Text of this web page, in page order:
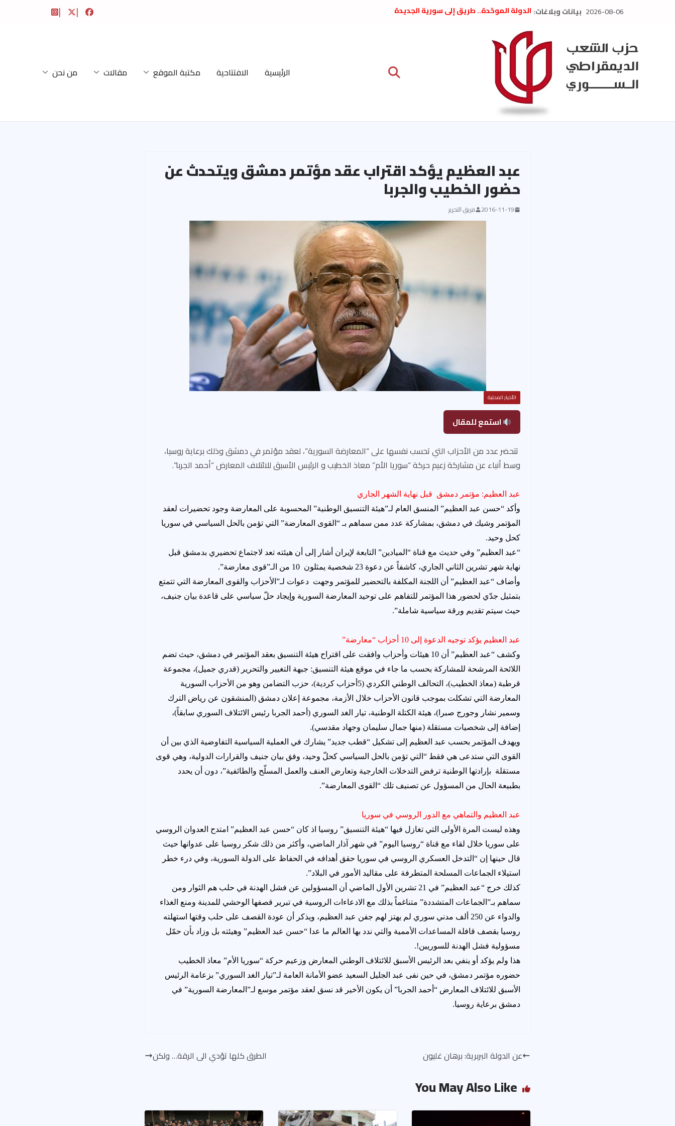
2026-08-06 بيانات وبلاغات: الدولة الموحّدة.. طريق إلى سورية الجديدة
تعزية بوفاة المناضل حسن عبدالعظيم الأمين
العام السابق لحزب الاتحاد الاشتراكي العربي
الديمقراطي
بلاغ صادر عن اجتماع اللجنة المركزية نيسان
الحرب الأمريكية الإسرائيلية على نظام الملالي
في إيران .. بيان من حزب الشعب الديمقراطي
السوري
الرئيسية الافتتاحية مكتبة الموقع مقالات من نحن
عبد العظيم يؤكد اقتراب عقد مؤتمر دمشق ويتحدث عن
حضور الخطيب والجربا
2016-11-19 فريق التحرير
الأخبار المحلية
استمع للمقال
تتحضر عدد من الأحزاب التي تحسب نفسها على “المعارضة السورية”، لعقد مؤتمر في دمشق وذلك برعاية روسيا،
وسط أنباء عن مشاركة زعيم حركة “سوريا الأم” معاذ الخطيب و الرئيس الأسبق للائتلاف المعارض “أحمد الجربا”.
عبد العظيم: مؤتمر دمشق قبل نهاية الشهر الجاري
وأكد “حسن عبد العظيم” المنسق العام لـ”هيئة التنسيق الوطنية” المحسوبة على المعارضة وجود تحضيرات لعقد
المؤتمر وشيك في دمشق، بمشاركة عدد ممن سماهم بـ “القوى المعارضة” التي تؤمن بالحل السياسي في سوريا
كحل وحيد.
“عبد العظيم” وفي حديث مع قناة “الميادين” التابعة لإيران أشار إلى أن هيئته تعد لاجتماع تحضيري بدمشق قبل
نهاية شهر تشرين الثاني الجاري، كاشفاً عن دعوة 23 شخصية يمثلون 10 من الـ”قوى معارضة”.
وأضاف “عبد العظيم” أن اللجنة المكلفة بالتحضير للمؤتمر وجهت دعوات لـ”الأحزاب والقوى المعارضة التي تتمتع
بتمثيل جدّي لحضور هذا المؤتمر للتفاهم على توحيد المعارضة السورية وإيجاد حلّ سياسي على قاعدة بيان جنيف،
حيث سيتم تقديم ورقة سياسية شاملة”.
عبد العظيم يؤكد توجيه الدعوة إلى 10 أحزاب “معارضة”
وكشف “عبد العظيم” أن 10 هيئات وأحزاب وافقت على اقتراح هيئة التنسيق بعقد المؤتمر في دمشق، حيث تضم
اللائحة المرشحة للمشاركة بحسب ما جاء في موقع هيئة التنسيق: جبهة التغيير والتحرير (قدري جميل)، مجموعة
قرطبة (معاذ الخطيب)، التحالف الوطني الكردي (5أحزاب كردية)، حزب التضامن وهو من الأحزاب السورية
المعارضة التي تشكلت بموجب قانون الأحزاب خلال الأزمة، مجموعة إعلان دمشق (المنشقون عن رياض الترك
وسمير نشار وجورج صبرا)، هيئة الكتلة الوطنية، تيار الغد السوري (أحمد الجربا رئيس الائتلاف السوري سابقاً)،
إضافة إلى شخصيات مستقلة (منها جمال سليمان وجهاد مقدسي).
ويهدف المؤتمر بحسب عبد العظيم إلى تشكيل “قطب جديد” يشارك في العملية السياسية التفاوضية الذي بين أن
القوى التي ستدعى هي فقط “التي تؤمن بالحل السياسي كحلّ وحيد، وفق بيان جنيف والقرارات الدولية، وهي قوى
مستقلة بإرادتها الوطنية ترفض التدخلات الخارجية وتعارض العنف والعمل المسلّح والطائفية”، دون أن يحدد
بطبيعة الحال من المسؤول عن تصنيف تلك “القوى المعارضة”.
عبد العظيم والتماهي مع الدور الروسي في سوريا
وهذه ليست المرة الأولى التي تغازل فيها “هيئة التنسيق” روسيا اذ كان “حسن عبد العظيم” امتدح العدوان الروسي
على سوريا خلال لقاء مع قناة “روسيا اليوم” في شهر آذار الماضي، وأكثر من ذلك شكر روسيا على عدوانها حيث
قال حينها إن “التدخل العسكري الروسي في سوريا حقق أهدافه في الحفاظ على الدولة السورية، وفي درء خطر
استيلاء الجماعات المسلحة المتطرفة على مقاليد الأمور في البلاد”.
كذلك خرج “عبد العظيم” في 21 تشرين الأول الماضي أن المسؤولين عن فشل الهدنة في حلب هم الثوار ومن
سماهم بـ”الجماعات المتشددة” متناغماً بذلك مع الادعاءات الروسية في تبرير قصفها الوحشي للمدينة ومنع الغذاء
والدواء عن 250 ألف مدني سوري لم يهتز لهم جفن عبد العظيم، ويذكر أن عودة القصف على حلب وقتها استهلته
روسيا بقصف قافلة المساعدات الأممية والتي ندد بها العالم ما عدا “حسن عبد العظيم” وهيئته بل وزاد بأن حمّل
مسؤولية فشل الهدنة للسوريين!.
هذا ولم يؤكد أو ينفي بعد الرئيس الأسبق للائتلاف الوطني المعارض وزعيم حركة “سوريا الأم” معاذ الخطيب
حضوره مؤتمر دمشق، في حين نفى عبد الجليل السعيد عضو الأمانة العامة لـ”تيار الغد السوري” بزعامة الرئيس
الأسبق للائتلاف المعارض “أحمد الجربا” أن يكون الأخير قد نسق لعقد مؤتمر موسع لـ”المعارضة السورية” في
دمشق برعاية روسيا.
عن الدولة البربرية: برهان غليون الطرق كلها تؤدي الى الرقة… ولكن
You May Also Like